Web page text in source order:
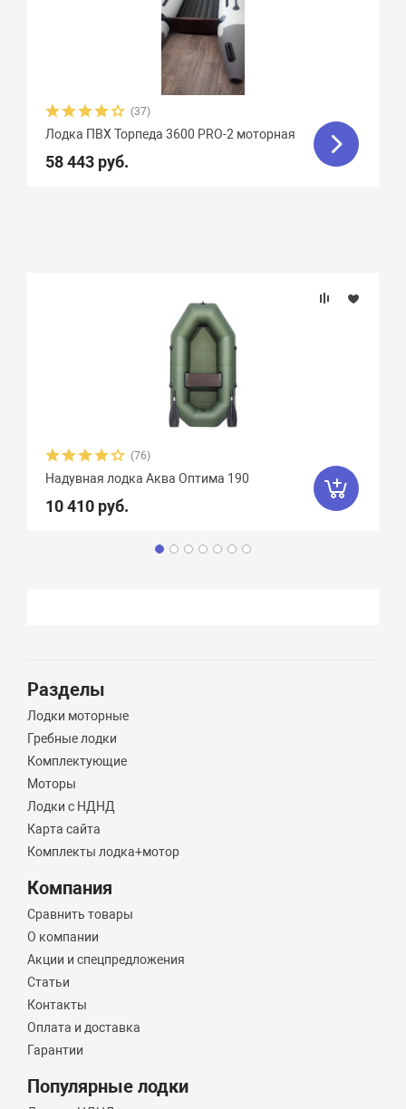
(37)
Лодка ПВХ Торпеда 3600 PRO-2 моторная
58 443 руб.
(76)
Надувная лодка Аква Оптима 190
10 410 руб.
Разделы
Лодки моторные
Гребные лодки
Комплектующие
Моторы
Лодки с НДНД
Карта сайта
Комплекты лодка+мотор
Компания
Сравнить товары
О компании
Акции и спецпредложения
Статьи
Контакты
Оплата и доставка
Гарантии
Популярные лодки